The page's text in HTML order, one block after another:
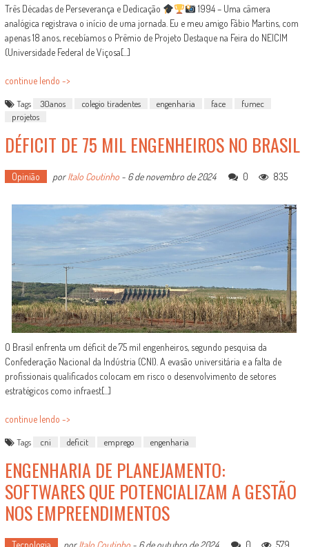
Três Décadas de Perseverança e Dedicação
1994 – Uma câmera
analógica registrava o início de uma jornada. Eu e meu amigo Fábio Martins, com
apenas 18 anos, recebíamos o Prêmio de Projeto Destaque na Feira do NEICIM
(Universidade Federal de Viçosa[...]
continue lendo ->
Tags 30anos colegio tiradentes engenharia face
fumec
projetos
DÉFICIT DE 75 MIL ENGENHEIROS NO BRASIL
Opinião porItalo Coutinho- 6 de novembro de 2024 0 835
O Brasil enfrenta um déficit de 75 mil engenheiros, segundo pesquisa da
Confederação Nacional da Indústria (CNI). A evasão universitária e a falta de
profissionais qualificados colocam em risco o desenvolvimento de setores
estratégicos como infraest[...]
continue lendo ->
Tags cni deficit emprego engenharia
ENGENHARIA DE PLANEJAMENTO:
SOFTWARES QUE POTENCIALIZAM A GESTÃO
NOS EMPREENDIMENTOS
Tecnologia porItalo Coutinho- 6 de outubro de 2024 0 579